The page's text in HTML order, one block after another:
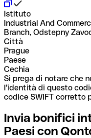
Istituto
Industrial And
Branch, Odstepny
Città
Prague
Paese
Cechia
Si prega di notare che
l'identità di questo
codice SWIFT corretto
Invia bonifici
Paesi con